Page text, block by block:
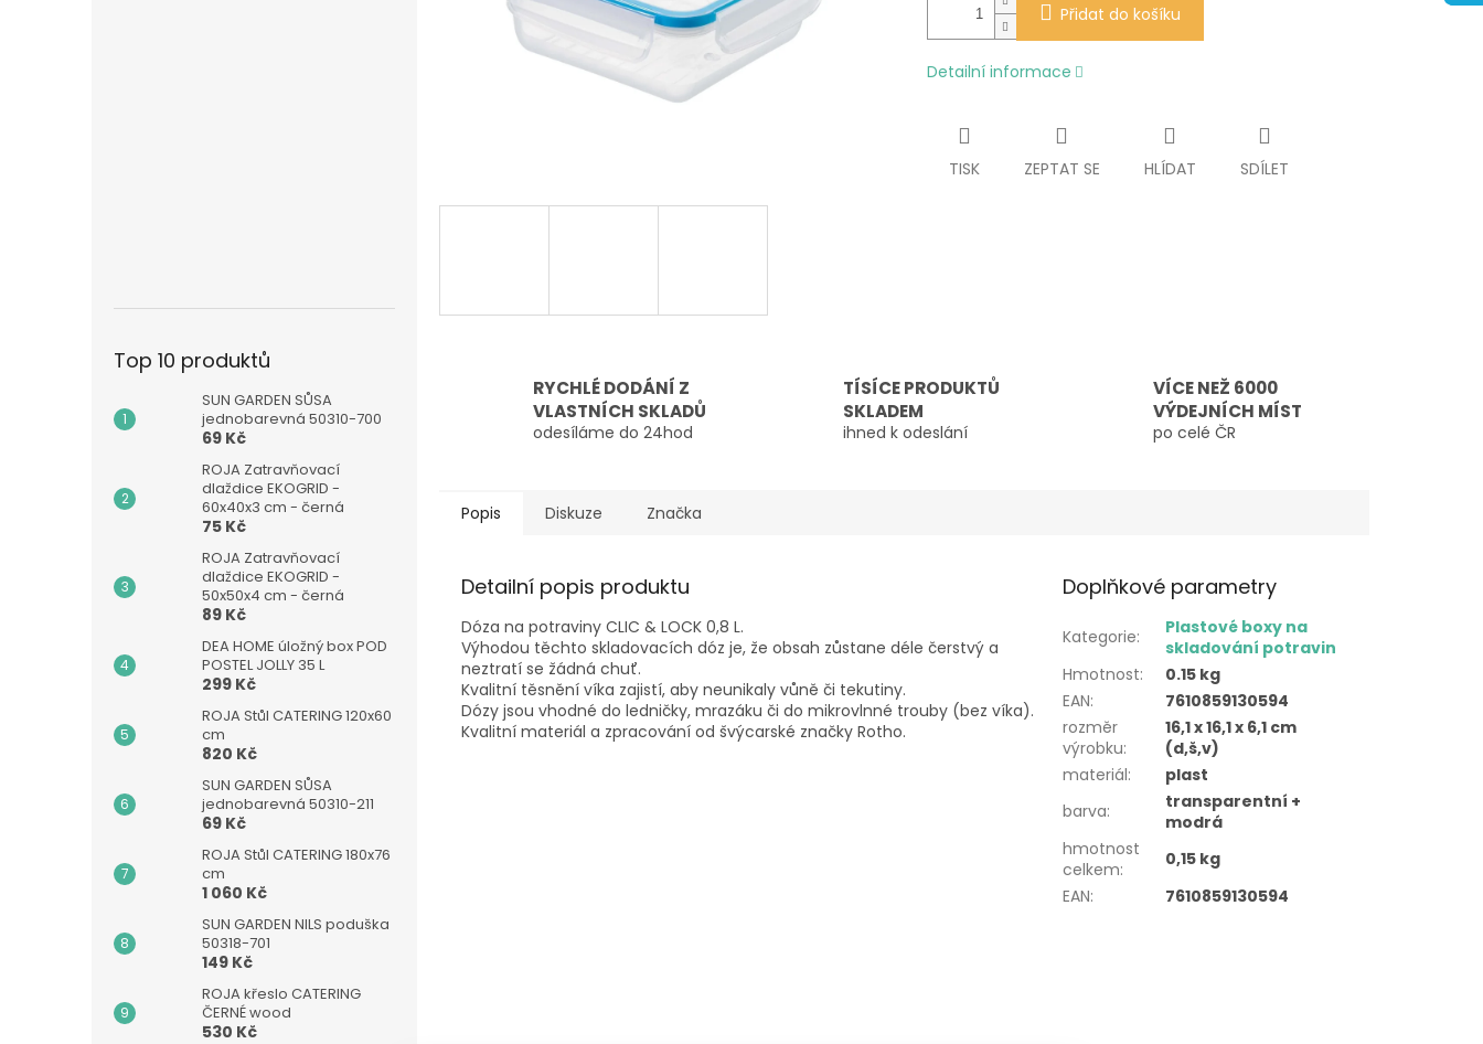
Top 10 produktů
SUN GARDEN SŮSA
jednobarevná 50310-700
69 Kč
ROJA Zatravňovací
dlaždice EKOGRID -
60x40x3 cm - černá
75 Kč
ROJA Zatravňovací
dlaždice EKOGRID -
50x50x4 cm - černá
89 Kč
DEA HOME úložný box POD
POSTEL JOLLY 35 L
299 Kč
ROJA Stůl CATERING 120x60
cm
820 Kč
SUN GARDEN SŮSA
jednobarevná 50310-211
69 Kč
ROJA Stůl CATERING 180x76
cm
1 060 Kč
SUN GARDEN NILS poduška
50318-701
149 Kč
ROJA křeslo CATERING
ČERNÉ wood
530 Kč
Přidat do košíku
Detailní informace
TISK ZEPTAT SE HLÍDAT SDÍLET
RYCHLÉ DODÁNÍ Z
VLASTNÍCH SKLADŮ
odesíláme do 24hod
TÍSÍCE PRODUKTŮ
SKLADEM
ihned k odeslání
VÍCE NEŽ 6000
VÝDEJNÍCH MÍST
po celé ČR
Popis Diskuze Značka
Detailní popis produktu
Dóza na potraviny CLIC & LOCK 0,8 L.
Výhodou těchto skladovacích dóz je, že obsah zůstane déle čerstvý a
neztratí se žádná chuť.
Kvalitní těsnění víka zajistí, aby neunikaly vůně či tekutiny.
Dózy jsou vhodné do ledničky, mrazáku či do mikrovlnné trouby (bez víka).
Kvalitní materiál a zpracování od švýcarské značky Rotho.
Doplňkové parametry
Kategorie:
Plastové boxy na
skladování potravin
Hmotnost:
0.15 kg
EAN:
7610859130594
rozměr
výrobku:
16,1 x 16,1 x 6,1 cm
(d,š,v)
materiál:
plast
barva:
transparentní +
modrá
hmotnost
celkem:
0,15 kg
EAN: 7610859130594